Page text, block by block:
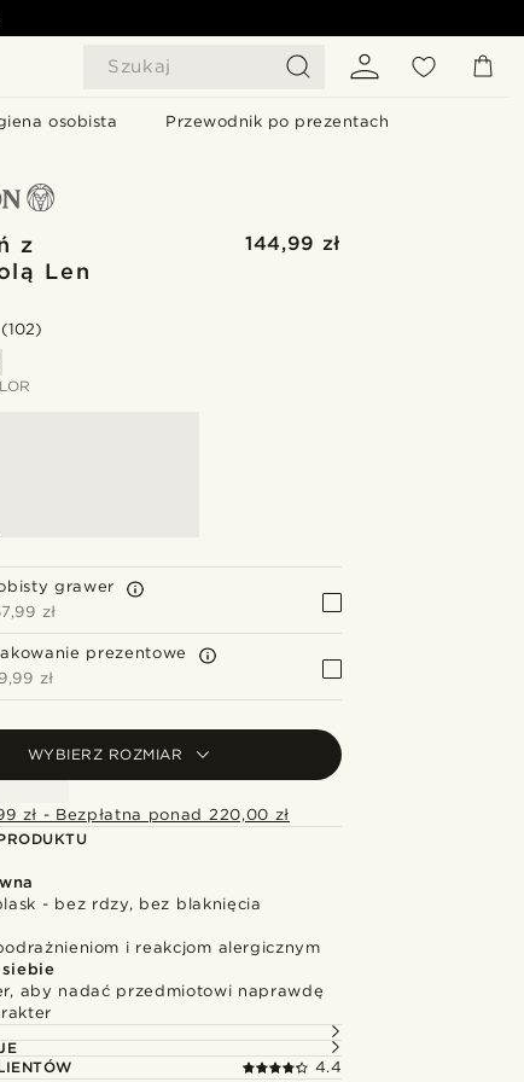
Szukaj
osobista Przewodnik po prezentach
z
Len
144,99 zł
(102)
grawer
zł
prezentowe
zł
WYBIERZ ROZMIAR
zł - Bezpłatna ponad 220,00 zł
- bez rdzy, bez blaknięcia
i reakcjom alergicznym
aby nadać przedmiotowi naprawdę
4.4